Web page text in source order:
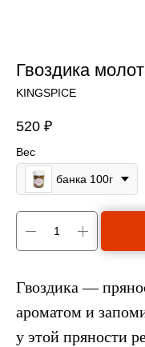
Гвоздика
KINGSPICE
520 ₽
Вес
банка 100г
Гвоздика —
ароматом и
у этой пряности